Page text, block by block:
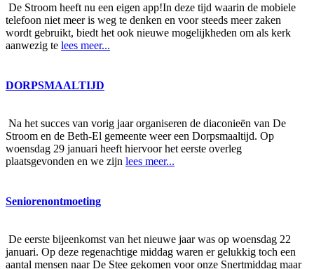
De Stroom heeft nu een eigen app!In deze tijd waarin de mobiele
telefoon niet meer is weg te denken en voor steeds meer zaken
wordt gebruikt, biedt het ook nieuwe mogelijkheden om als kerk
aanwezig te lees meer...
DORPSMAALTIJD
Na het succes van vorig jaar organiseren de diaconieën van De
Stroom en de Beth-El gemeente weer een Dorpsmaaltijd. Op
woensdag 29 januari heeft hiervoor het eerste overleg
plaatsgevonden en we zijn lees meer...
Seniorenontmoeting
De eerste bijeenkomst van het nieuwe jaar was op woensdag 22
januari. Op deze regenachtige middag waren er gelukkig toch een
aantal mensen naar De Stee gekomen voor onze Snertmiddag maar